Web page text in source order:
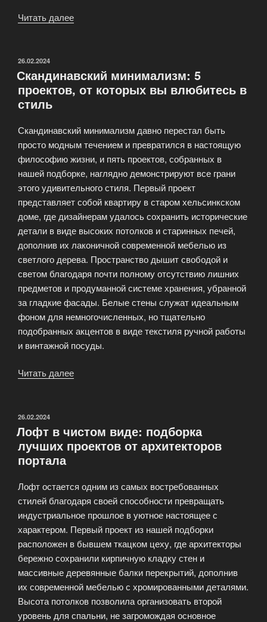
Читать далее
мировой
опыт
России»
ОПУБЛИКОВАНО
26.02.2024
Скандинавский минимализм: 5
проектов, от которых вы влюбитесь в
стиль
Скандинавский минимализм давно перестал быть
просто модным течением и превратился в настоящую
философию жизни, и пять проектов, собранных в
нашей подборке, наглядно демонстрируют все грани
этого удивительного стиля. Первый проект
представляет собой квартиру в старом хельсинкском
доме, где дизайнерам удалось сохранить исторические
детали в виде высоких потолков и старинных печей,
дополнив их лаконичной современной мебелью из
светлого дерева. Пространство дышит свободой и
светом благодаря почти полному отсутствию лишних
предметов и продуманной системе хранения, убранной
за гладкие фасады. Белые стены служат идеальным
фоном для немногочисленных, но тщательно
подобранных акцентов в виде текстиля ручной работы
и винтажной посуды.
Читать далее
от
которых
в
стиль»
ОПУБЛИКОВАНО
26.02.2024
Лофт в чистом виде: подборка
лучших проектов от архитекторов
портала
Лофт остается одним из самых востребованных
стилей благодаря своей способности превращать
индустриальное прошлое в уютное настоящее с
характером. Первый проект из нашей подборки
расположен в бывшем ткацком цеху, где архитекторы
бережно сохранили кирпичную кладку стен и
массивные деревянные балки перекрытий, дополнив
их современной мебелью с хромированными деталями.
Высота потолков позволила организовать второй
уровень для спальни, не загромождая основное